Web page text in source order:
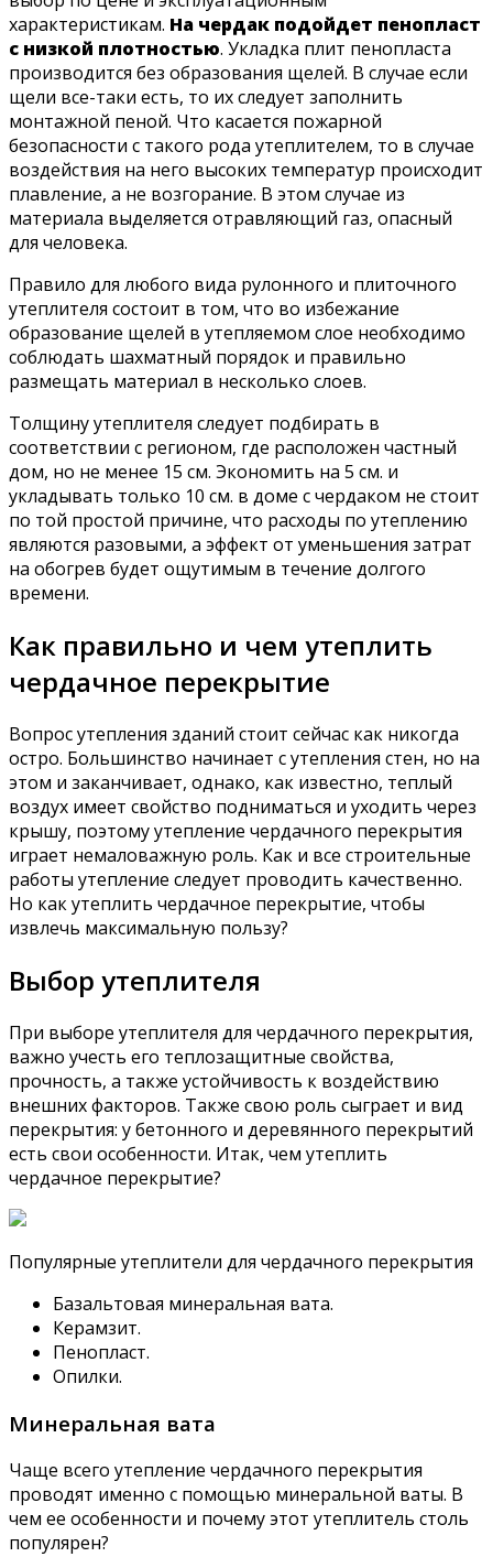
характеристикам. На чердак подойдет пенопласт
с низкой плотностью. Укладка плит пенопласта
производится без образования щелей. В случае если
щели все-таки есть, то их следует заполнить
монтажной пеной. Что касается пожарной
безопасности с такого рода утеплителем, то в случае
воздействия на него высоких температур происходит
плавление, а не возгорание. В этом случае из
материала выделяется отравляющий газ, опасный
для человека.
Правило для любого вида рулонного и плиточного
утеплителя состоит в том, что во избежание
образование щелей в утепляемом слое необходимо
соблюдать шахматный порядок и правильно
размещать материал в несколько слоев.
Толщину утеплителя следует подбирать в
соответствии с регионом, где расположен частный
дом, но не менее 15 см. Экономить на 5 см. и
укладывать только 10 см. в доме с чердаком не стоит
по той простой причине, что расходы по утеплению
являются разовыми, а эффект от уменьшения затрат
на обогрев будет ощутимым в течение долгого
времени.
Как правильно и чем утеплить
чердачное перекрытие
Вопрос утепления зданий стоит сейчас как никогда
остро. Большинство начинает с утепления стен, но на
этом и заканчивает, однако, как известно, теплый
воздух имеет свойство подниматься и уходить через
крышу, поэтому утепление чердачного перекрытия
играет немаловажную роль. Как и все строительные
работы утепление следует проводить качественно.
Но как утеплить чердачное перекрытие, чтобы
извлечь максимальную пользу?
Выбор утеплителя
При выборе утеплителя для чердачного перекрытия,
важно учесть его теплозащитные свойства,
прочность, а также устойчивость к воздействию
внешних факторов. Также свою роль сыграет и вид
перекрытия: у бетонного и деревянного перекрытий
есть свои особенности. Итак, чем утеплить
чердачное перекрытие?
Популярные утеплители для чердачного перекрытия
Базальтовая минеральная вата.
Керамзит.
Пенопласт.
Опилки.
Минеральная вата
Чаще всего утепление чердачного перекрытия
проводят именно с помощью минеральной ваты. В
чем ее особенности и почему этот утеплитель столь
популярен?